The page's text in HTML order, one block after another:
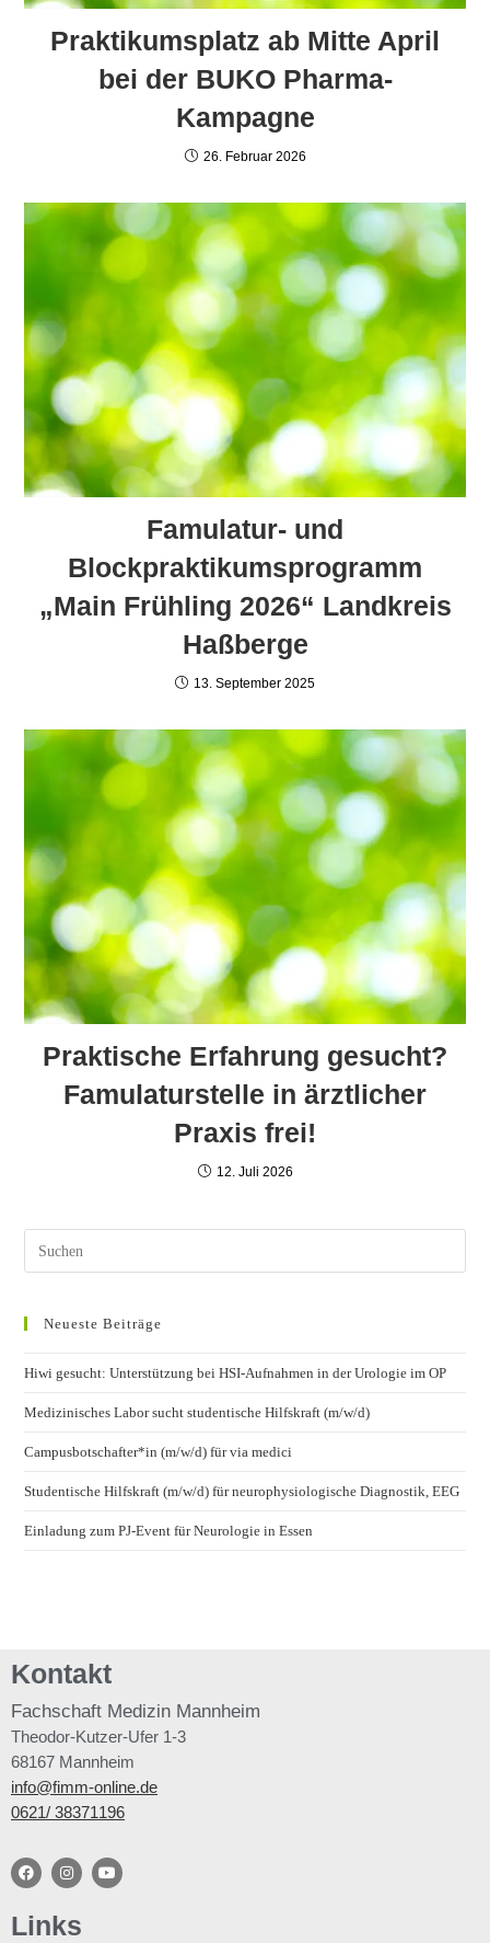
Praktikumsplatz ab Mitte April
bei der BUKO Pharma-
Kampagne
26. Februar 2026
Famulatur- und
Blockpraktikumsprogramm
„Main Frühling 2026“ Landkreis
Haßberge
13. September 2025
Praktische Erfahrung gesucht?
Famulaturstelle in ärztlicher
Praxis frei!
12. Juli 2026
Neueste Beiträge
Hiwi gesucht: Unterstützung bei HSI-Aufnahmen in der Urologie im OP
Medizinisches Labor sucht studentische Hilfskraft (m/w/d)
Campusbotschafter*in (m/w/d) für via medici
Studentische Hilfskraft (m/w/d) für neurophysiologische Diagnostik, EEG
Einladung zum PJ-Event für Neurologie in Essen
Kontakt
Fachschaft Medizin Mannheim
Theodor-Kutzer-Ufer 1-3
68167 Mannheim
info@fimm-online.de
0621/ 38371196
Links